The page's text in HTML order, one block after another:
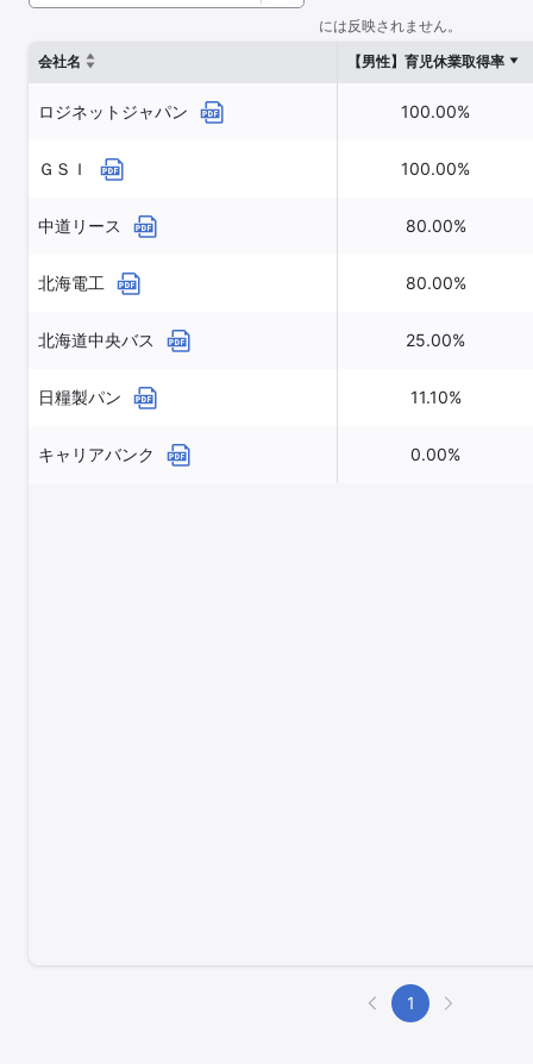
には反映されません。
会社名
【男性】育児休業取得率
ロジネットジャパン 100.00%
ＧＳＩ 100.00%
中道リース 80.00%
北海電工 80.00%
北海道中央バス 25.00%
日糧製パン 11.10%
キャリアバンク 0.00%
1